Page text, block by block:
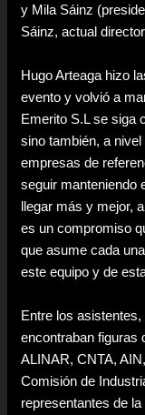
y Mila Sáinz
Sáinz, actual
Hugo Arteaga hizo
evento y volvió a
Emerito S.L se siga
sino también, a
empresas de
seguir manteniendo
llegar más y mejor,
es un compromiso
que asume cada
este equipo y de
Entre los
encontraban figuras
ALINAR, CNTA,
Comisión de
representantes de